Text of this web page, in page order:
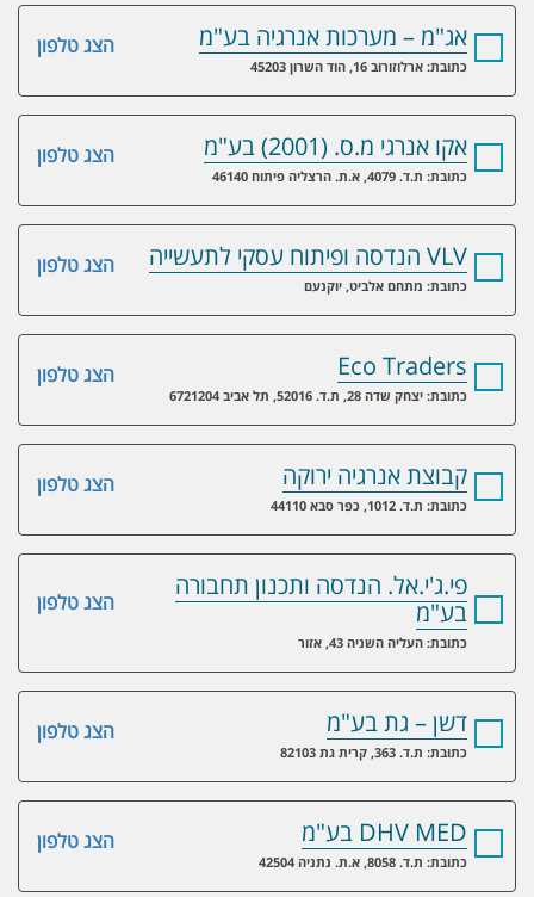
הצג טלפון אג"מ – מערכות אנרגיה בע"מ
כתובת: ארלוזורוב 16, הוד השרון 45203
הצג טלפון אקו אנרגי מ.ס. (2001) בע"מ
כתובת: ת.ד. 4079, א.ת. הרצליה פיתוח 46140
הצג טלפון VLV הנדסה ופיתוח עסקי לתעשייה
כתובת: מתחם אלביט, יוקנעם
הצג טלפון Eco Traders
כתובת: יצחק שדה 28, ת.ד. 52016, תל אביב 6721204
הצג טלפון קבוצת אנרגיה ירוקה
כתובת: ת.ד. 1012, כפר סבא 44110
הצג טלפון
פי.ג'י.אל. הנדסה ותכנון תחבורה
בע"מ
כתובת: העליה השניה 43, אזור
הצג טלפון דשן – גת בע"מ
כתובת: ת.ד. 363, קרית גת 82103
הצג טלפון DHV MED בע"מ
כתובת: ת.ד. 8058, א.ת. נתניה 42504